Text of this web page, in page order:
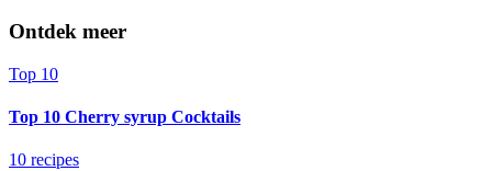
Ontdek meer
Top 10
Top 10 Cherry syrup Cocktails
10 recipes